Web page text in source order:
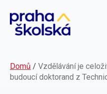
Domů / Vzdělávání je
budoucí doktorand z